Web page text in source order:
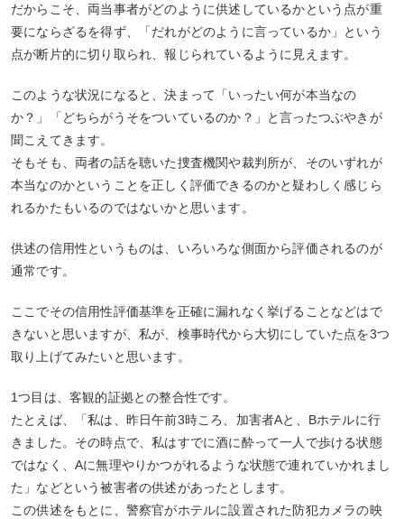
だからこそ、両当事者がどのように供述しているかという点が重
要にならざるを得ず、「だれがどのように言っているか」という
点が断片的に切り取られ、報じられているように見えます。
このような状況になると、決まって「いったい何が本当なの
か？」「どちらがうそをついているのか？」と言ったつぶやきが
聞こえてきます。
そもそも、両者の話を聴いた捜査機関や裁判所が、そのいずれが
本当なのかということを正しく評価できるのかと疑わしく感じら
れるかたもいるのではないかと思います。
供述の信用性というものは、いろいろな側面から評価されるのが
通常です。
ここでその信用性評価基準を正確に漏れなく挙げることなどはで
きないと思いますが、私が、検事時代から大切にしていた点を3つ
取り上げてみたいと思います。
1つ目は、客観的証拠との整合性です。
たとえば、「私は、昨日午前3時ころ、加害者Aと、Bホテルに行
きました。その時点で、私はすでに酒に酔って一人で歩ける状態
ではなく、Aに無理やりかつがれるような状態で連れていかれまし
た」などという被害者の供述があったとします。
この供述をもとに、警察官がホテルに設置された防犯カメラの映